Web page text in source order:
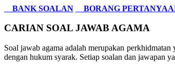
BANK SOALAN BORANG
CARIAN SOAL JAWAB AGAMA
Soal jawab agama adalah merupakan
dengan hukum syarak. Setiap soalan dan jawapan